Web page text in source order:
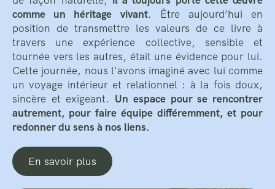
comme un héritage vivant. Être aujourd’hui en
position de transmettre les valeurs de ce livre à
travers une expérience collective, sensible et
tournée vers les autres, était une évidence pour lui.
Cette journée, nous l'avons imaginé avec lui comme
un voyage intérieur et relationnel : à la fois doux,
sincère et exigeant. Un espace pour se rencontrer
autrement, pour faire équipe différemment, et pour
redonner du sens à nos liens.
En savoir plus